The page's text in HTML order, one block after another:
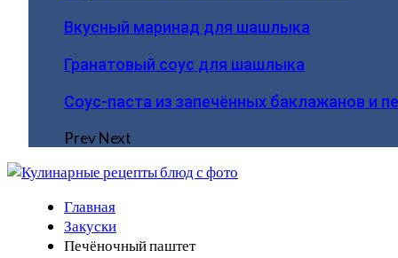
Вкусный маринад для шашлыка
Гранатовый соус для шашлыка
Соус-паста из запечённых баклажанов и
PrevNext
Главная
Закуски
Печёночный паштет